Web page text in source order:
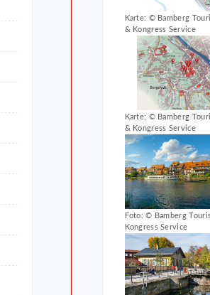
Karte: © Bamberg
& Kongress Service
Karte; © Bamberg
& Kongress Service
Foto: © Bamberg
Kongress Service